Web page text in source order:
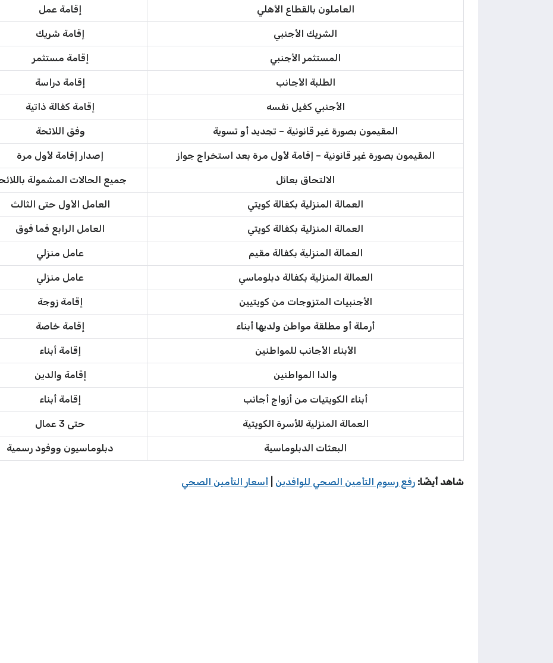
العاملون بالقطاع الأهلي إقامة عمل
الشريك الأجنبي إقامة شريك
المستثمر الأجنبي إقامة مستثمر
الطلبة الأجانب إقامة دراسة
الأجنبي كفيل نفسه إقامة كفالة ذاتية
المقيمون بصورة غير قانونية – تجديد أو تسوية وفق اللائحة
المقيمون بصورة غير قانونية – إقامة لأول مرة بعد استخراج جواز إصدار إقامة لأول مرة
الالتحاق بعائل جميع الحالات المشمولة
العمالة المنزلية بكفالة كويتي العامل الأول حتى الثالث
العمالة المنزلية بكفالة كويتي العامل الرابع فما فوق
العمالة المنزلية بكفالة مقيم عامل منزلي
العمالة المنزلية بكفالة دبلوماسي عامل منزلي
الأجنبيات المتزوجات من كويتيين إقامة زوجة
أرملة أو مطلقة مواطن ولديها أبناء إقامة خاصة
الأبناء الأجانب للمواطنين إقامة أبناء
والدا المواطنين إقامة والدين
أبناء الكويتيات من أزواج أجانب إقامة أبناء
العمالة المنزلية للأسرة الكويتية حتى 3 عمال
البعثات الدبلوماسية دبلوماسيون ووفود رسمية
شاهد أيضًا: رفع رسوم التأمين الصحي للوافدين أسعار التأمين الصحي